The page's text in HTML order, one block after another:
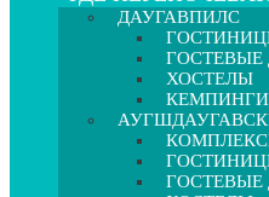
ДАУГАВПИЛС
ХОСТЕЛЫ
КЕМПИНГИ